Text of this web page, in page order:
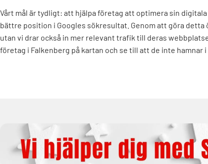
Vårt mål är tydligt: att hjälpa företag att optimera sin digitala
bättre position i Googles sökresultat. Genom att göra detta
utan vi drar också in mer relevant trafik till deras
företag i Falkenberg på kartan och se till att de inte hamnar